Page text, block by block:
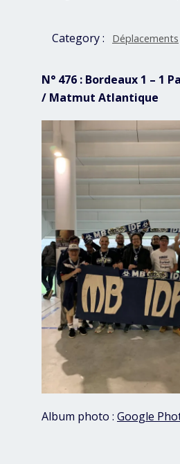
Category : Déplacements
N° 476 : Bordeaux 1 – 1
/ Matmut Atlantique
Album photo : Google